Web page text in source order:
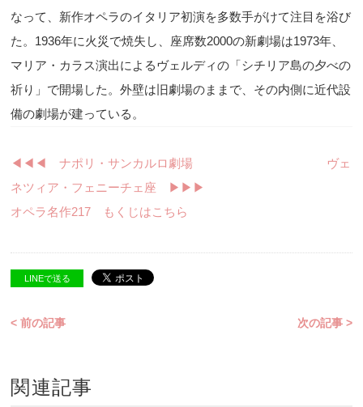
なって、新作オペラのイタリア初演を多数手がけて注目を浴び
た。 1936年に火災で焼失し、座席数2000の新劇場は1973年、
マリア・カラス演出によるヴェルディの「シチリア島の夕べの
祈り」で開場した。外壁は旧劇場のままで、その内側に近代設
備の劇場が建っている。
◀︎◀︎◀︎ ナポリ・サンカルロ劇場
ヴェ
ネツィア・フェニーチェ座 ▶︎▶︎▶︎
オペラ名作217 もくじはこちら
LINEで送る
< 前の記事 次の記事 >
関連記事